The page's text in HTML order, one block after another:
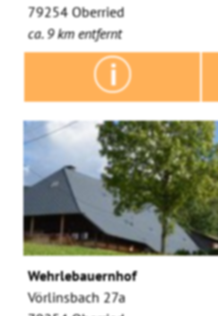
79254 Oberried
ca. 9 km entfernt
Wehrlebauernhof
Vörlinsbach 27a